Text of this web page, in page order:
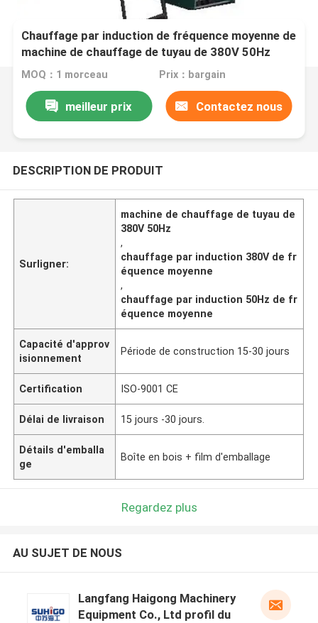
Chauffage par induction de fréquence moyenne de
machine de chauffage de tuyau de 380V 50Hz
MOQ：1 morceau Prix：bargain
meilleur prix Contactez nous
DESCRIPTION DE PRODUIT
Surligner:
machine de chauffage de tuyau de
380V 50Hz
,
chauffage par induction 380V de fr
équence moyenne
,
chauffage par induction 50Hz de fr
équence moyenne
Capacité d'approv
isionnement
Période de construction 15-30 jours
Certification ISO-9001 CE
Délai de livraison 15 jours -30 jours.
Détails d'emballa
ge
Boîte en bois + film d'emballage
Regardez plus
AU SUJET DE NOUS
Langfang Haigong Machinery
Equipment Co., Ltd profil du